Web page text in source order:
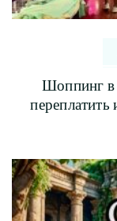
Шоппинг в
переплатить